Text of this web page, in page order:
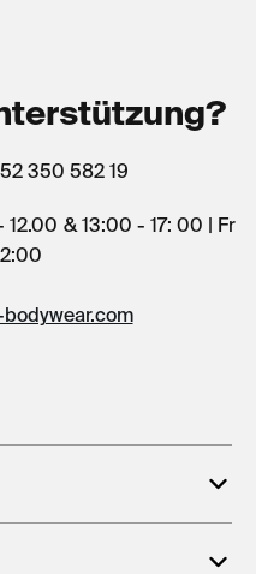
350 582 19
& 13:00 - 17: 00 | Fr